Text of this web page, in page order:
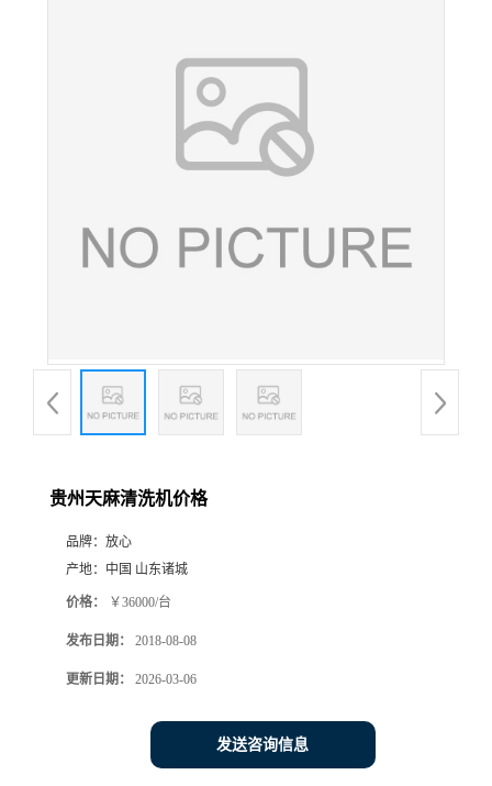
贵州天麻清洗机价格
品牌： 放心
产地： 中国 山东诸城
价格： ￥36000/台
发布日期： 2018-08-08
更新日期： 2026-03-06
发送咨询信息